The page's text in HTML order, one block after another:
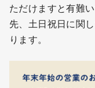
ただけますと有難
先、土日祝日に関
ります。